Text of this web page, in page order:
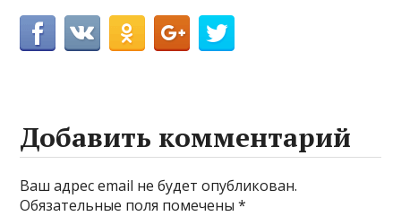
Добавить комментарий
Ваш адрес email не будет опубликован.
Обязательные поля помечены*